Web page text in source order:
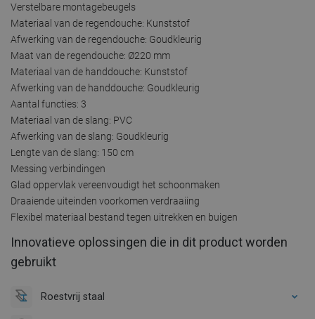
Verstelbare montagebeugels
Materiaal van de regendouche: Kunststof
Afwerking van de regendouche: Goudkleurig
Maat van de regendouche: Ø220 mm
Materiaal van de handdouche: Kunststof
Afwerking van de handdouche: Goudkleurig
Aantal functies: 3
Materiaal van de slang: PVC
Afwerking van de slang: Goudkleurig
Lengte van de slang: 150 cm
Messing verbindingen
Glad oppervlak vereenvoudigt het schoonmaken
Draaiende uiteinden voorkomen verdraaiing
Flexibel materiaal bestand tegen uitrekken en buigen
Innovatieve oplossingen die in dit product worden
gebruikt
Roestvrij staal